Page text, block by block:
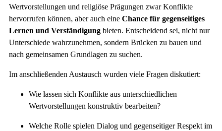
Wertvorstellungen und religiöse Prägungen zwar Konflikte
hervorrufen können, aber auch eine Chance für gegenseitiges
Lernen und Verständigung bieten. Entscheidend sei, nicht nur
Unterschiede wahrzunehmen, sondern Brücken zu bauen und
nach gemeinsamen Grundlagen zu suchen.
Im anschließenden Austausch wurden viele Fragen diskutiert:
Wie lassen sich Konflikte aus unterschiedlichen
Wertvorstellungen konstruktiv bearbeiten?
Welche Rolle spielen Dialog und gegenseitiger Respekt im